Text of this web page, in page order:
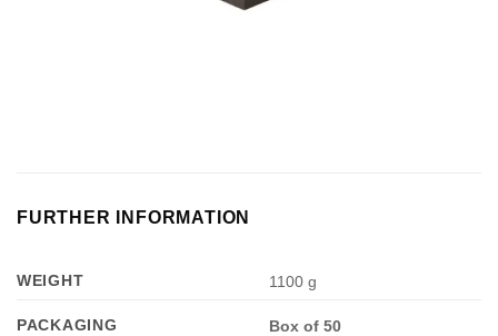
FURTHER INFORMATION
WEIGHT 1100 g
PACKAGING Box of 50